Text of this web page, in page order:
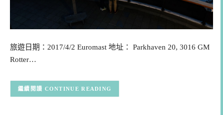
旅遊日期：2017/4/2 Euromast 地址： Parkhaven 20, 3016 GM
Rotter…
CONTINUE READING